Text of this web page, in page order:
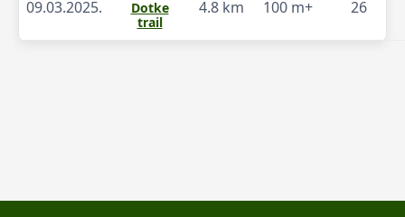
09.03.2025.
Dotke
trail
4.8 km 100 m+ 26